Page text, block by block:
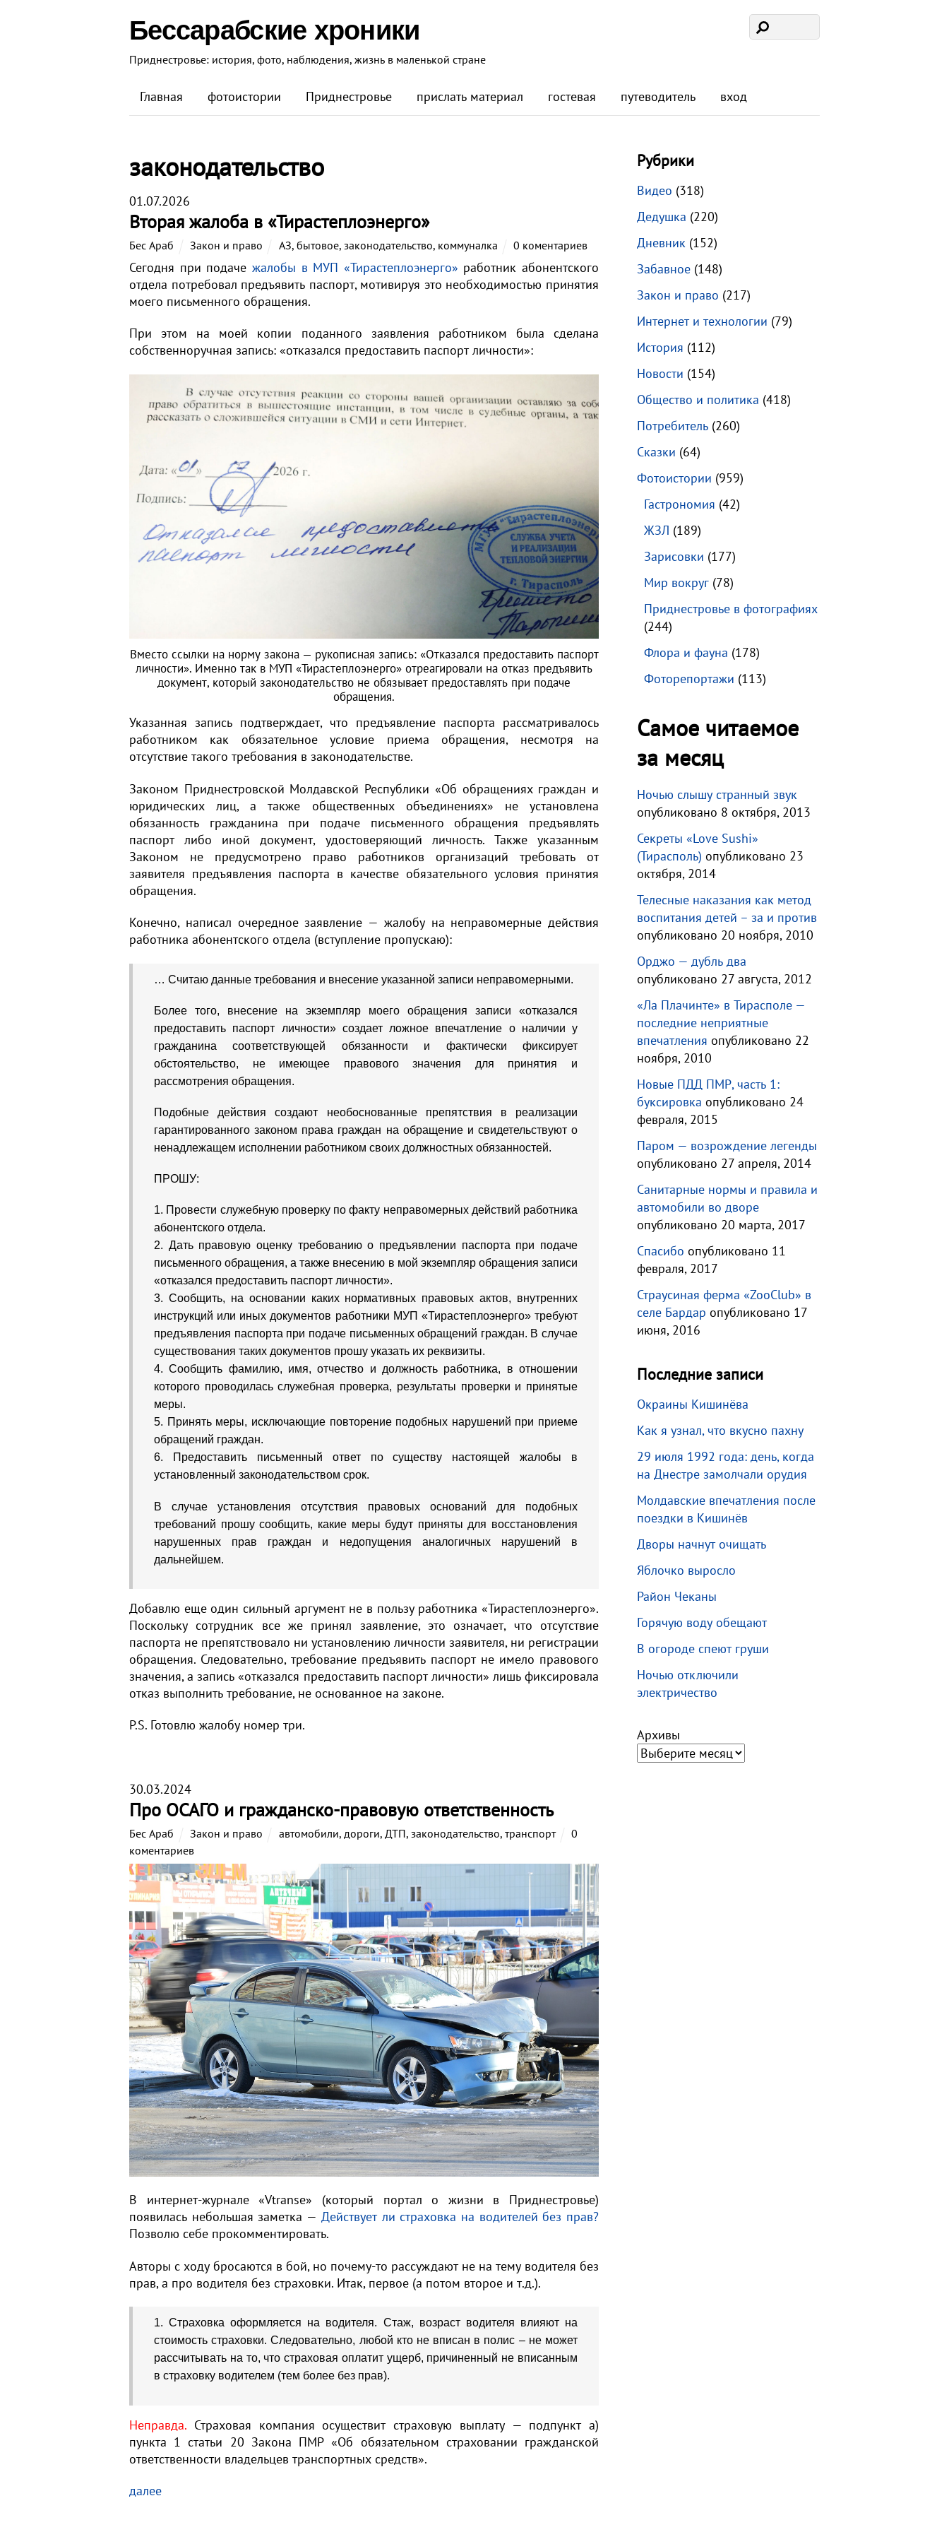
Бессарабские хроники
Приднестровье: история, фото, наблюдения, жизнь в маленькой стране
Главная фотоистории Приднестровье прислать материал гостевая путеводитель вход
законодательство
01.07.2026
Вторая жалоба в «Тирастеплоэнерго»
Бес Араб Закон и право АЗ, бытовое, законодательство, коммуналка 0 коментариев
Сегодня при подаче жалобы в МУП «Тирастеплоэнерго» работник абонентского
отдела потребовал предъявить паспорт, мотивируя это необходимостью принятия
моего письменного обращения.
При этом на моей копии поданного заявления работником была сделана
собственноручная запись: «отказался предоставить паспорт личности»:
Вместо ссылки на норму закона — рукописная запись: «Отказался предоставить паспорт
личности». Именно так в МУП «Тирастеплоэнерго» отреагировали на отказ предъявить
документ, который законодательство не обязывает предоставлять при подаче
обращения.
Указанная запись подтверждает, что предъявление паспорта рассматривалось
работником как обязательное условие приема обращения, несмотря на
отсутствие такого требования в законодательстве.
Законом Приднестровской Молдавской Республики «Об обращениях граждан и
юридических лиц, а также общественных объединениях» не установлена
обязанность гражданина при подаче письменного обращения предъявлять
паспорт либо иной документ, удостоверяющий личность. Также указанным
Законом не предусмотрено право работников организаций требовать от
заявителя предъявления паспорта в качестве обязательного условия принятия
обращения.
Конечно, написал очередное заявление — жалобу на неправомерные действия
работника абонентского отдела (вступление пропускаю):
… Считаю данные требования и внесение указанной записи неправомерными.
Более того, внесение на экземпляр моего обращения записи «отказался
предоставить паспорт личности» создает ложное впечатление о наличии у
гражданина соответствующей обязанности и фактически фиксирует
обстоятельство, не имеющее правового значения для принятия и
рассмотрения обращения.
Подобные действия создают необоснованные препятствия в реализации
гарантированного законом права граждан на обращение и свидетельствуют о
ненадлежащем исполнении работником своих должностных обязанностей.
ПРОШУ:
1. Провести служебную проверку по факту неправомерных действий работника
абонентского отдела.
2. Дать правовую оценку требованию о предъявлении паспорта при подаче
письменного обращения, а также внесению в мой экземпляр обращения записи
«отказался предоставить паспорт личности».
3. Сообщить, на основании каких нормативных правовых актов, внутренних
инструкций или иных документов работники МУП «Тирастеплоэнерго» требуют
предъявления паспорта при подаче письменных обращений граждан. В случае
существования таких документов прошу указать их реквизиты.
4. Сообщить фамилию, имя, отчество и должность работника, в отношении
которого проводилась служебная проверка, результаты проверки и принятые
меры.
5. Принять меры, исключающие повторение подобных нарушений при приеме
обращений граждан.
6. Предоставить письменный ответ по существу настоящей жалобы в
установленный законодательством срок.
В случае установления отсутствия правовых оснований для подобных
требований прошу сообщить, какие меры будут приняты для восстановления
нарушенных прав граждан и недопущения аналогичных нарушений в
дальнейшем.
Добавлю еще один сильный аргумент не в пользу работника «Тирастеплоэнерго».
Поскольку сотрудник все же принял заявление, это означает, что отсутствие
паспорта не препятствовало ни установлению личности заявителя, ни регистрации
обращения. Следовательно, требование предъявить паспорт не имело правового
значения, а запись «отказался предоставить паспорт личности» лишь фиксировала
отказ выполнить требование, не основанное на законе.
P.S. Готовлю жалобу номер три.
30.03.2024
Про ОСАГО и гражданско-правовую ответственность
Бес Араб Закон и право автомобили, дороги, ДТП, законодательство, транспорт
0
коментариев
В интернет-журнале «Vtranse» (который портал о жизни в Приднестровье)
появилась небольшая заметка — Действует ли страховка на водителей без прав?
Позволю себе прокомментировать.
Авторы с ходу бросаются в бой, но почему-то рассуждают не на тему водителя без
прав, а про водителя без страховки. Итак, первое (а потом второе и т.д.).
1. Страховка оформляется на водителя. Стаж, возраст водителя влияют на
стоимость страховки. Следовательно, любой кто не вписан в полис – не может
рассчитывать на то, что страховая оплатит ущерб, причиненный не вписанным
в страховку водителем (тем более без прав).
Неправда. Страховая компания осуществит страховую выплату — подпункт а)
пункта 1 статьи 20 Закона ПМР «Об обязательном страховании гражданской
ответственности владельцев транспортных средств».
далее
Рубрики
Видео (318)
Дедушка (220)
Дневник(152)
Забавное(148)
Закон и право (217)
Интернет и технологии (79)
История (112)
Новости (154)
Общество и политика (418)
Потребитель(260)
Сказки (64)
Фотоистории (959)
Гастрономия (42)
ЖЗЛ (189)
Зарисовки (177)
Мир вокруг(78)
Приднестровье в фотографиях
(244)
Флора и фауна (178)
Фоторепортажи (113)
Самое читаемое
за месяц
Ночью слышу странный звук
опубликовано 8 октября, 2013
Секреты «Love Sushi»
(Тирасполь) опубликовано 23
октября, 2014
Телесные наказания как метод
воспитания детей – за и против
опубликовано 20 ноября, 2010
Орджо — дубль два
опубликовано 27 августа, 2012
«Ла Плачинте» в Тирасполе —
последние неприятные
впечатления опубликовано 22
ноября, 2010
Новые ПДД ПМР, часть 1:
буксировка опубликовано 24
февраля, 2015
Паром — возрождение легенды
опубликовано 27 апреля, 2014
Санитарные нормы и правила и
автомобили во дворе
опубликовано 20 марта, 2017
Спасибо опубликовано 11
февраля, 2017
Страусиная ферма «ZooClub» в
селе Бардар опубликовано 17
июня, 2016
Последние записи
Окраины Кишинёва
Как я узнал, что вкусно пахну
29 июля 1992 года: день, когда
на Днестре замолчали орудия
Молдавские впечатления после
поездки в Кишинёв
Дворы начнут очищать
Яблочко выросло
Район Чеканы
Горячую воду обещают
В огороде спеют груши
Ночью отключили
электричество
Архивы